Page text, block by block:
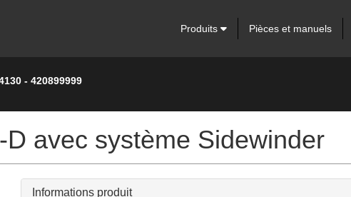
Produits Pièces et manuels
- 420899999
avec système Sidewinder
Informations produit